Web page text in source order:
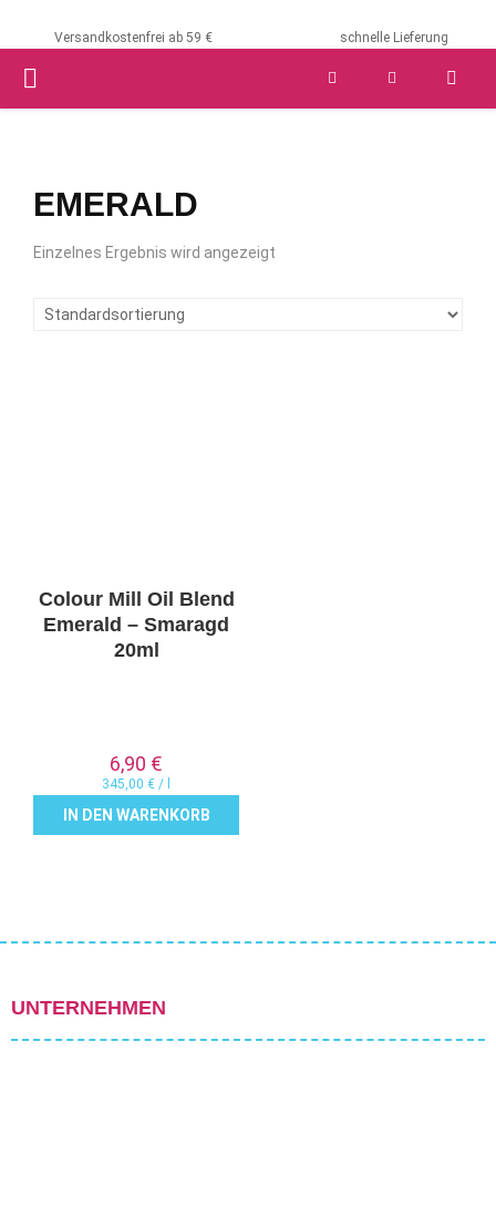
Versandkostenfrei ab 59 € schnelle Lieferung
PRIMARY
EMERALD
Einzelnes Ergebnis wird angezeigt
Colour Mill Oil Blend
Emerald – Smaragd
20ml
6,90 €
345,00€ /
IN DEN WARENKORB
UNTERNEHMEN